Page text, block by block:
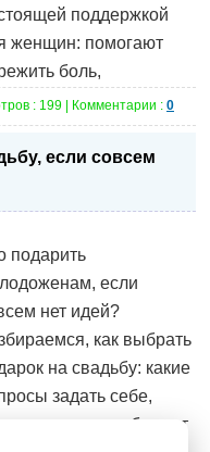
поддержкой
женщин: помогают
боль,
: 199 | Комментарии : 0
если совсем
подарить
если
нет идей?
как выбрать
на свадьбу: какие
задать себе,
категории работают